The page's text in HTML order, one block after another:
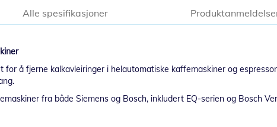
å fjerne kalkavleiringer i helautomatiske kaffemaskiner og
fra både Siemens og Bosch, inkludert EQ-serien og Bosch
Alle spesifikasjoner